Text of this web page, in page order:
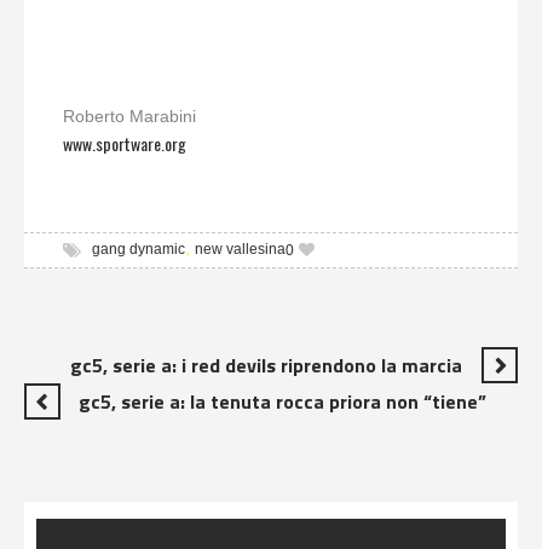
Roberto Marabini
www.sportware.org
0
gang dynamic, new vallesina
gc5, serie a: i red devils riprendono la marcia
gc5, serie a: la tenuta rocca priora non “tiene”